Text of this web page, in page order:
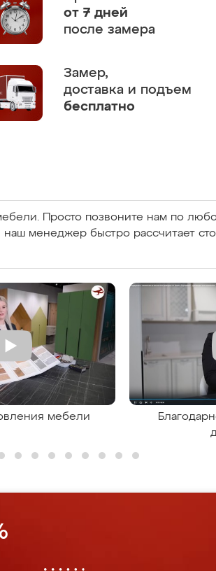
от 7 дней
после замера
Замер,
доставка и подъем
бесплатно
Просто позвоните нам по
наш менеджер быстро рассчитает
мебели